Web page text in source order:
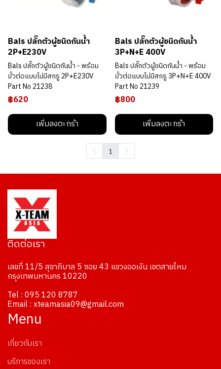
Bals ปลั๊กตัวผู้ชนิดกันน้ำ
2P+E230V
Bals ปลั๊กตัวผู้ชนิดกันน้ำ - พร้อม
ขั้วต่อแบบไม่มีสกรู 2P+E230V
Part No 21238
฿620
เพิ่มลงตะกร้า
Bals ปลั๊กตัวผู้ชนิดกันน้ำ
3P+N+E 400V
Bals ปลั๊กตัวผู้ชนิดกันน้ำ - พร้อม
ขั้วต่อแบบไม่มีสกรู 3P+N+E 400V
Part No 21239
฿800
เพิ่มลงตะกร้า
1
ติดต่อเรา
เลขที่ 11/5 สุขาภิบาล 5 ซอย 43 แขวงออเงิน เขตสายไหม
กรุงเทพมหานคร 10220
Tel : 095 120 8787
Email : xteamasia09@gmail.com
Menu
เกี่ยวกับเรา
บริการของเรา